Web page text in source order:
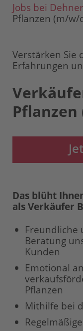
Jobs bei
Pflanzen (m/w/
Verstärken Sie
Erfahrungen
Das blüht
als Verkäufer
Freundliche
Beratung
Kunden
Emotional
Pflanzen
Mithilfe bei